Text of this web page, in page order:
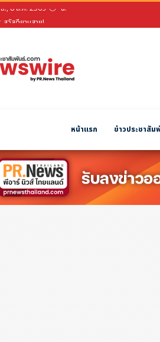
สวัสดียามสาย!
ส., 8 ส.ค. 2569
น.
หน้าแรก ข่าวประชาสัม